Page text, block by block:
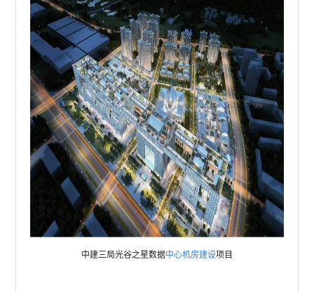
中建三局光谷之星数据中心机房建设项目